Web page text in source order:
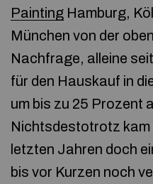
Painting Hamburg,
München von der
Nachfrage, alleine
für den Hauskauf in
um bis zu 25 Prozent
Nichtsdestotrotz kam
letzten Jahren doch
bis vor Kurzen noch